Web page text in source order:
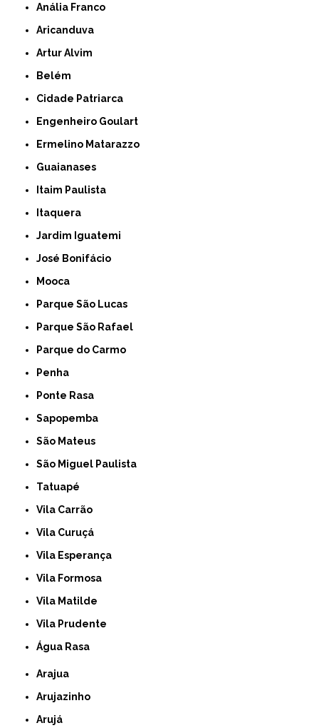
Anália Franco
Aricanduva
Artur Alvim
Belém
Cidade Patriarca
Engenheiro Goulart
Ermelino Matarazzo
Guaianases
Itaim Paulista
Itaquera
Jardim Iguatemi
José Bonifácio
Mooca
Parque São Lucas
Parque São Rafael
Parque do Carmo
Penha
Ponte Rasa
Sapopemba
São Mateus
São Miguel Paulista
Tatuapé
Vila Carrão
Vila Curuçá
Vila Esperança
Vila Formosa
Vila Matilde
Vila Prudente
Água Rasa
Arajua
Arujazinho
Arujá